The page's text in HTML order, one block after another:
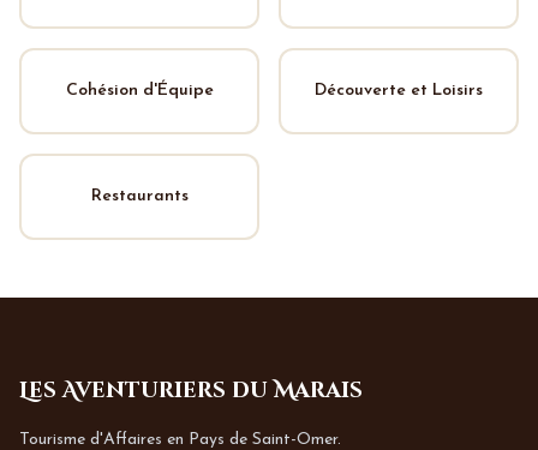
Cohésion d'Équipe Découverte et Loisirs
Restaurants
Les Aventuriers du Marais
Tourisme d'Affaires en Pays de Saint-Omer.